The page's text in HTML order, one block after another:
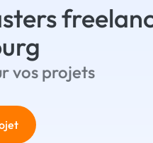
vos projets